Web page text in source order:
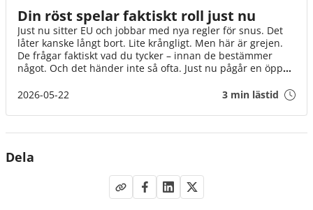
Din röst spelar faktiskt roll just nu
Just nu sitter EU och jobbar med nya regler för snus. Det
låter kanske långt bort. Lite krångligt. Men här är grejen.
De frågar faktiskt vad du tycker – innan de bestämmer
något. Och det händer inte så ofta. Just nu pågår en öppen
organisationer, utan helt vanliga människor. Som du. Det
din.
2026-05-22 3 min lästid
Dela